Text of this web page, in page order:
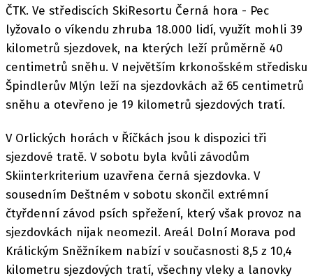
ČTK. Ve střediscích SkiResortu Černá hora - Pec
lyžovalo o víkendu zhruba 18.000 lidí, využít mohli 39
kilometrů sjezdovek, na kterých leží průměrně 40
centimetrů sněhu. V největším krkonošském středisku
Špindlerův Mlýn leží na sjezdovkách až 65 centimetrů
sněhu a otevřeno je 19 kilometrů sjezdových tratí.
V Orlických horách v Říčkách jsou k dispozici tři
sjezdové tratě. V sobotu byla kvůli závodům
Skiinterkriterium uzavřena černá sjezdovka. V
sousedním Deštném v sobotu skončil extrémní
čtyřdenní závod psích spřežení, který však provoz na
sjezdovkách nijak neomezil. Areál Dolní Morava pod
Králickým Sněžníkem nabízí v současnosti 8,5 z 10,4
kilometru sjezdových tratí, všechny vleky a lanovky